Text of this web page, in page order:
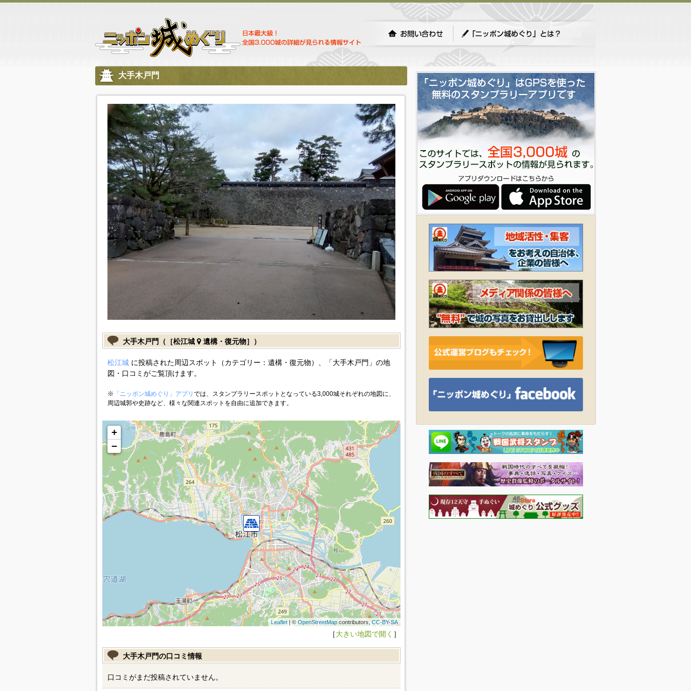
大手木戸門
大手木戸門（［松江城 遺構・復元物］）
松江城に投稿された周辺スポット（カテゴリー：遺構・復元物）、「大手木戸門」の地
図・口コミがご覧頂けます。
※ 「ニッポン城めぐり」アプリ では、スタンプラリースポットとなっている3,000城それぞれの地図に、
周辺城郭や史跡など、様々な関連スポットを自由に追加できます。
+
−
Leaflet| © OpenStreetMapcontributors, CC-BY-SA
［大きい地図で開く ］
大手木戸門の口コミ情報
口コミがまだ投稿されていません。